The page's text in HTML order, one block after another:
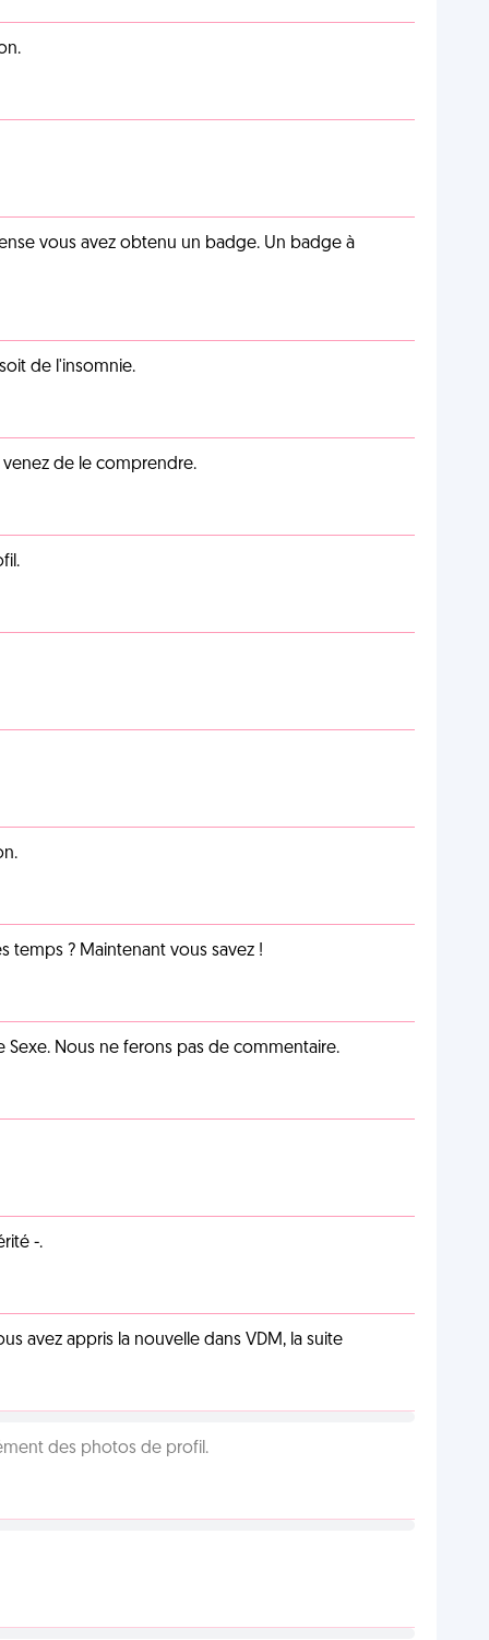
vous avez obtenu un badge. Un badge à
de l'insomnie.
de le comprendre.
temps ? Maintenant vous savez !
Sexe. Nous ne ferons pas de commentaire.
-.
avez appris la nouvelle dans VDM, la suite
des photos de profil.